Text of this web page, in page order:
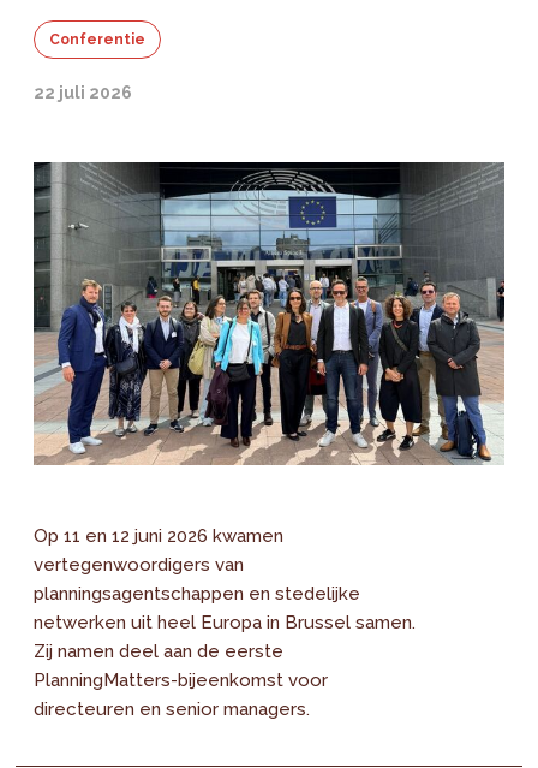
Conferentie
22 juli 2026
Op 11 en 12 juni 2026 kwamen
vertegenwoordigers van
planningsagentschappen en stedelijke
netwerken uit heel Europa in Brussel samen.
Zij namen deel aan de eerste
PlanningMatters-bijeenkomst voor
directeuren en senior managers.